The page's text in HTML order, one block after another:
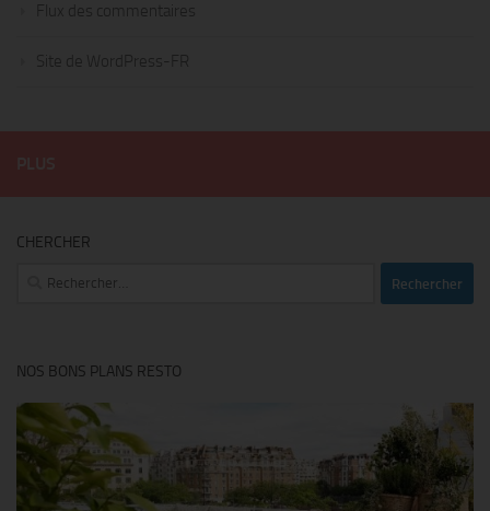
Flux des commentaires
Site de WordPress-FR
CHERCHER
Rechercher :
NOS BONS PLANS RESTO